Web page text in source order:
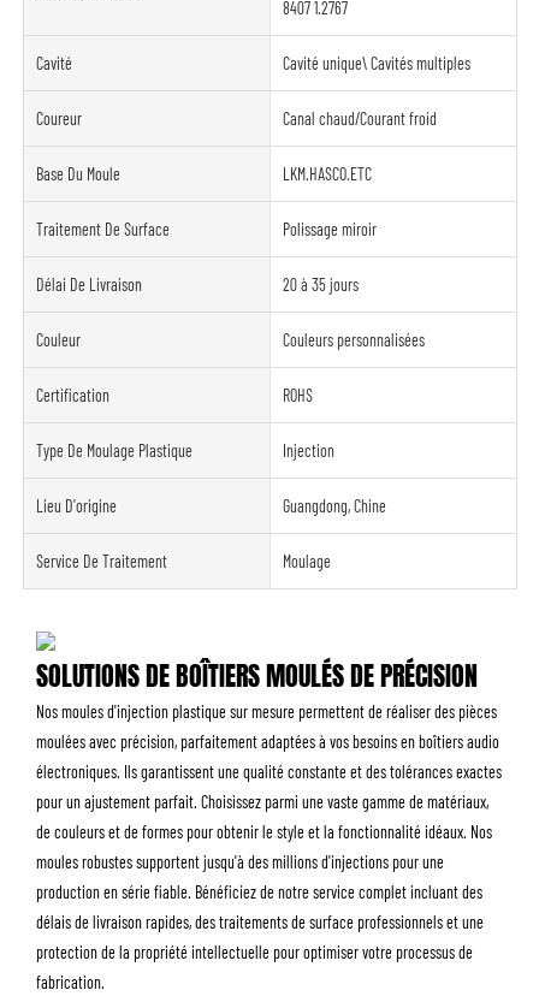
8407 1.2767
Cavité Cavité unique\ Cavités multiples
Coureur Canal chaud/Courant froid
Base Du Moule LKM.HASCO.ETC
Traitement De Surface Polissage miroir
Délai De Livraison 20 à 35 jours
Couleur Couleurs personnalisées
Certification ROHS
Type De Moulage Plastique Injection
Lieu D'origine Guangdong, Chine
Service De Traitement Moulage
SOLUTIONS DE BOÎTIERS MOULÉS DE PRÉCISION
Nos moules d'injection plastique sur mesure permettent de réaliser des pièces
moulées avec précision, parfaitement adaptées à vos besoins en boîtiers audio
électroniques. Ils garantissent une qualité constante et des tolérances exactes
pour un ajustement parfait. Choisissez parmi une vaste gamme de matériaux,
de couleurs et de formes pour obtenir le style et la fonctionnalité idéaux. Nos
moules robustes supportent jusqu'à des millions d'injections pour une
production en série fiable. Bénéficiez de notre service complet incluant des
délais de livraison rapides, des traitements de surface professionnels et une
protection de la propriété intellectuelle pour optimiser votre processus de
fabrication.